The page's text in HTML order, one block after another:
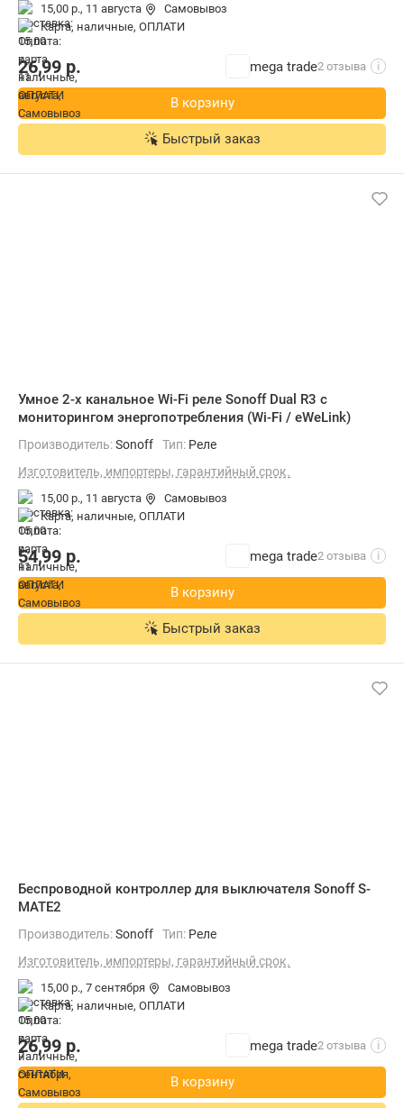
15,00 р., 11 августа
Самовывоз
карта, наличные, ОПЛАТИ
26,99 р. mega trade2 отзыва i
В корзину
Быстрый заказ
Умное 2-х канальное Wi-Fi реле Sonoff Dual R3 с
мониторингом энергопотребления (Wi-Fi / eWeLink)
Производитель:Sonoff Тип: Реле
Изготовитель, импортеры, гарантийный срок.
15,00 р., 11 августа
Самовывоз
карта, наличные, ОПЛАТИ
54,99 р. mega trade2 отзыва i
В корзину
Быстрый заказ
Беспроводной контроллер для выключателя Sonoff S-
MATE2
Производитель:Sonoff Тип: Реле
Изготовитель, импортеры, гарантийный срок.
15,00 р., 7 сентября
Самовывоз
карта, наличные, ОПЛАТИ
26,99 р. mega trade2 отзыва i
В корзину